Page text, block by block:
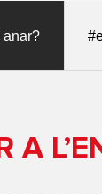
anar?
A